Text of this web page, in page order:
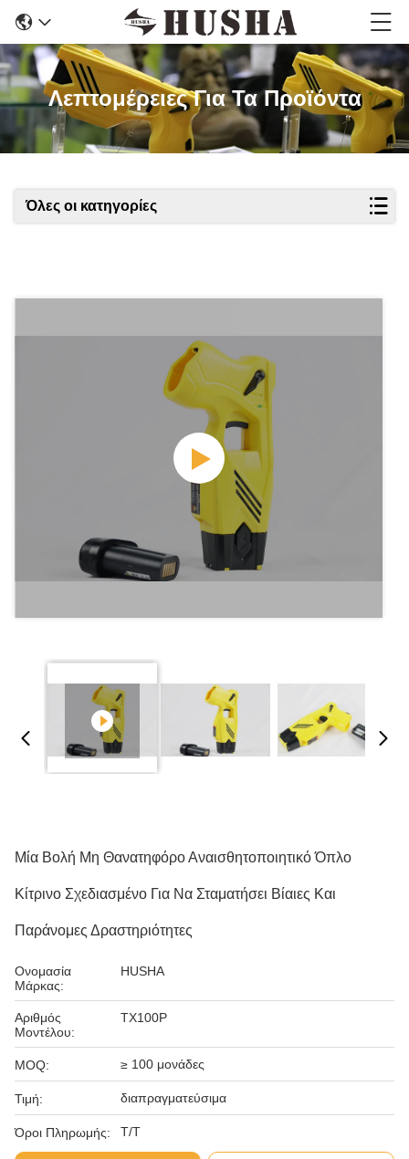
Λεπτομέρειες Για Τα Προϊόντα
Όλες οι κατηγορίες
Μία Βολή Μη Θανατηφόρο Αναισθητοποιητικό Όπλο
Κίτρινο Σχεδιασμένο Για Να Σταματήσει Βίαιες Και
Παράνομες Δραστηριότητες
Ονομασία
Μάρκας:
HUSHA
Αριθμός
Μοντέλου:
TX100P
MOQ: ≥ 100 μονάδες
Τιμή: διαπραγματεύσιμα
Όροι Πληρωμής: Τ/Τ